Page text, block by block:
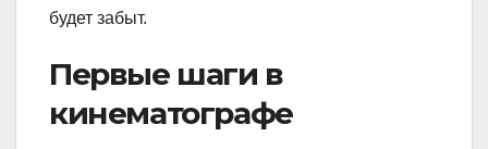
будет забыт.
Первые шаги в
кинематографе